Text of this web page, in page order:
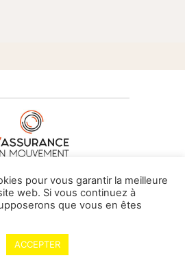
NOUS•CONTACT
-By Vovoxx Média
légales Contributeurs
pour vous garantir la meilleure
web. Si vous continuez à
que vous en êtes
ACCEPTER